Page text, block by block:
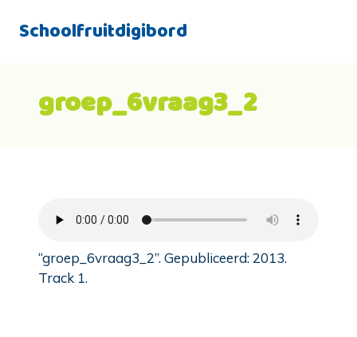
Schoolfruitdigibord
groep_6vraag3_2
“groep_6vraag3_2”. Gepubliceerd: 2013.
Track 1.